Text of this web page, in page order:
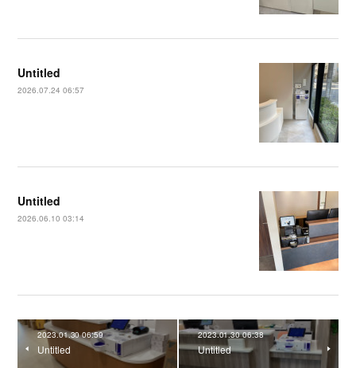
Untitled
2026.07.24 06:57
Untitled
2026.06.10 03:14
2023.01.30 06:59
Untitled
2023.01.30 06:38
Untitled